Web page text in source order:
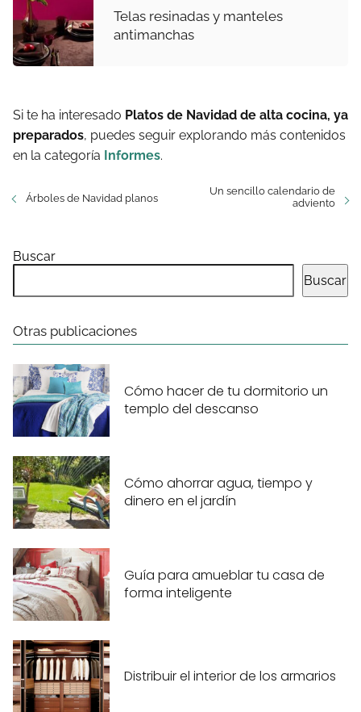
Telas resinadas y manteles
antimanchas
Si te ha interesado Platos de Navidad de alta cocina, ya
preparados, puedes seguir explorando más contenidos
en la categoría Informes.
Árboles de Navidad planos
Un sencillo calendario de
adviento
Buscar
Buscar
Otras publicaciones
Cómo hacer de tu dormitorio un
templo del descanso
Cómo ahorrar agua, tiempo y
dinero en el jardín
Guía para amueblar tu casa de
forma inteligente
Distribuir el interior de los armarios